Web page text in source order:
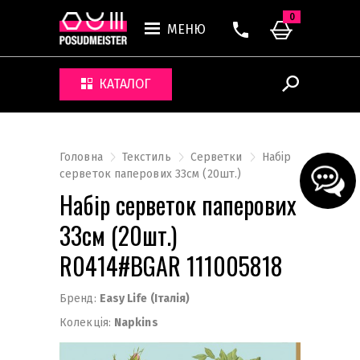
МЕНЮ
КАТАЛОГ
0
Головна Текстиль Серветки
Набір
серветок паперових 33см (20шт.)
Набір серветок паперових
33см (20шт.)
R0414#BGAR 111005818
Бренд: Easy Life (Італія)
Колекція: Napkins